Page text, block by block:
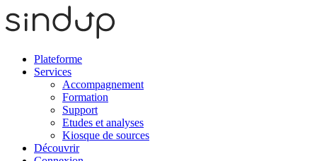
Plateforme
Services
Accompagnement
Formation
Support
Etudes et analyses
Kiosque de sources
Découvrir